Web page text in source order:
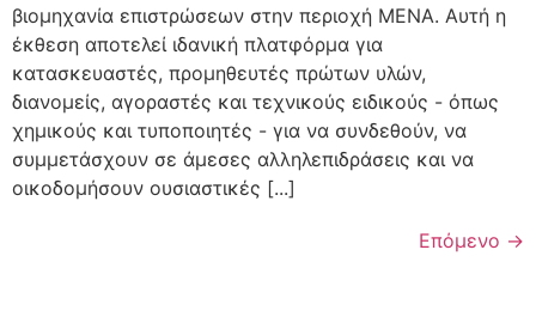
βιομηχανία επιστρώσεων στην περιοχή MENA. Αυτή η
έκθεση αποτελεί ιδανική πλατφόρμα για
κατασκευαστές, προμηθευτές πρώτων υλών,
διανομείς, αγοραστές και τεχνικούς ειδικούς - όπως
χημικούς και τυποποιητές - για να συνδεθούν, να
συμμετάσχουν σε άμεσες αλληλεπιδράσεις και να
οικοδομήσουν ουσιαστικές [...]
Επόμενο →